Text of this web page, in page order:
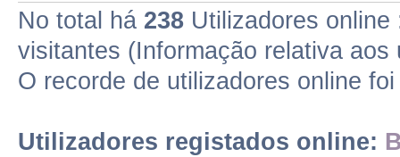
No total há 238 Utilizadores
visitantes (Informação relativa
O recorde de utilizadores online
Utilizadores registados online: